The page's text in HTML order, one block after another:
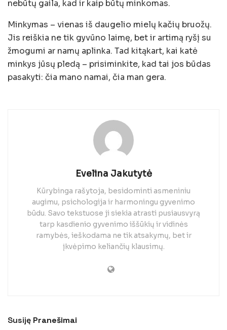
nebūtų gaila, kad ir kaip būtų minkomas.
Minkymas – vienas iš daugelio mielų kačių bruožų.
Jis reiškia ne tik gyvūno laimę, bet ir artimą ryšį su
žmogumi ar namų aplinka. Tad kitąkart, kai katė
minkys jūsų pledą – prisiminkite, kad tai jos būdas
pasakyti: čia mano namai, čia man gera.
Evelina Jakutytė
Kūrybinga rašytoja, besidominti asmeniniu
augimu, psichologija ir harmoningu gyvenimo
būdu. Savo tekstuose ji siekia atrasti pusiausvyrą
tarp kasdienio gyvenimo iššūkių ir vidinės
ramybės, ieškodama ne tik atsakymų, bet ir
įkvėpimo keliančių klausimų.
Susiję Pranešimai